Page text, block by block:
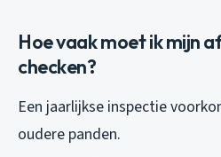
Hoe vaak moet ik mijn
checken?
Een jaarlijkse inspectie
oudere panden.